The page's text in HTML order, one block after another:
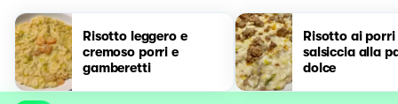
Risotto leggero e
cremoso porri e
gamberetti
Risotto ai porri
salsiccia alla
dolce